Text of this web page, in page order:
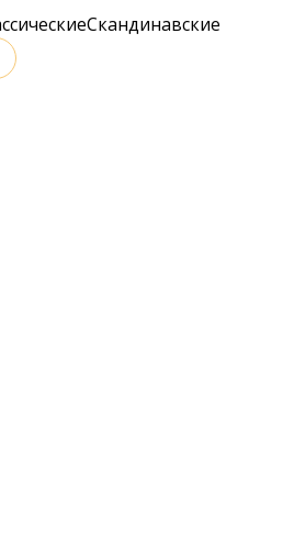
Скандинавские